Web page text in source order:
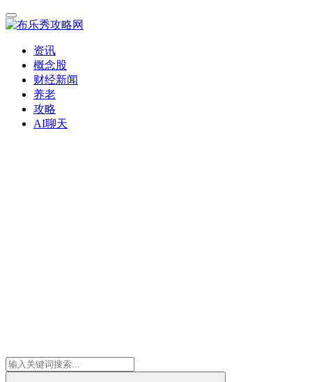
资讯
概念股
财经新闻
养老
攻略
AI聊天